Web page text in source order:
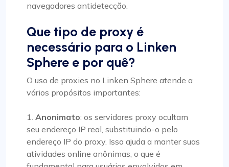
navegadores antidetecção.
Que tipo de proxy é
necessário para o Linken
Sphere e por quê?
O uso de proxies no Linken Sphere atende a
vários propósitos importantes:
1. Anonimato: os servidores proxy ocultam
seu endereço IP real, substituindo-o pelo
endereço IP do proxy. Isso ajuda a manter suas
atividades online anônimas, o que é